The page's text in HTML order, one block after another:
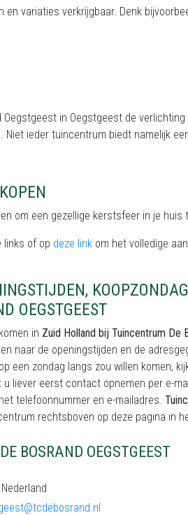
variaties verkrijgbaar. Denk
in Oegstgeest de
ieder tuincentrum biedt namelijk
om een gezellige kerstsfeer in je huis
links of op deze link om het volledige
OEGSTGEEST
in Zuid Holland bij Tuincentrum De
naar de openingstijden en de
een zondag langs zou willen komen,
liever eerst contact opnemen per e-
telefoonnummer en e-mailadres.
rechtsboven op deze pagina in
BOSRAND OEGSTGEEST